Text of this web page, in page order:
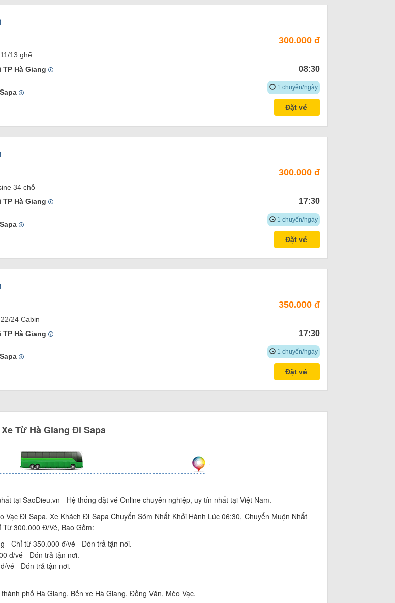
13 ghế
Hà Giang
300.000 đ
08:30
1 chuyến/ngày
Đặt vé
34 chỗ
Hà Giang
300.000 đ
17:30
1 chuyến/ngày
Đặt vé
24 Cabin
Hà Giang
350.000 đ
17:30
1 chuyến/ngày
Đặt vé
Xe TừHà Giang Đi Sapa
tại SaoDieu.vn - Hệ thống đặt vé Online chuyên nghiệp, uy tín nhất tại Việt Nam.
Đi Sapa. Xe Khách Đi Sapa Chuyến Sớm Nhất Khởi Hành Lúc 06:30, Chuyến Muộn Nhất
Từ 300.000 Đ/vé, Bao Gồm:
- Chỉ từ 350.000 đ/vé - Đón trả tận nơi.
đ/vé - Đón trả tận nơi.
vé - Đón trả tận nơi.
phố Hà Giang, Bến xe Hà Giang, Đồng Văn, Mèo Vạc.